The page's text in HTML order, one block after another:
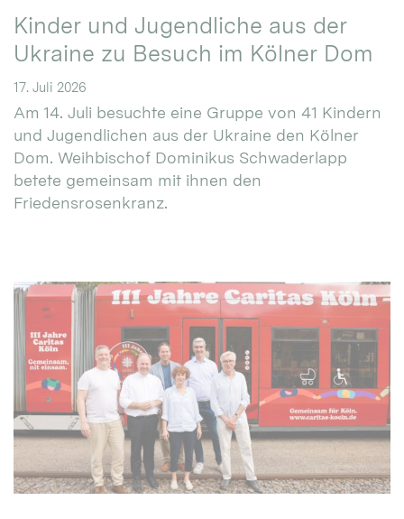
Kinder und Jugendliche aus der
Ukraine zu Besuch im Kölner Dom
17. Juli 2026
Am 14. Juli besuchte eine Gruppe von 41 Kindern
und Jugendlichen aus der Ukraine den Kölner
Dom. Weihbischof Dominikus Schwaderlapp
betete gemeinsam mit ihnen den
Friedensrosenkranz.